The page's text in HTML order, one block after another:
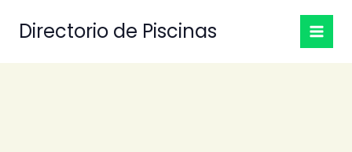
Directorio de Piscinas